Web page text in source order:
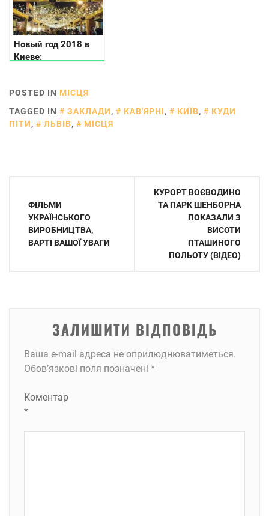
Новый год 2018 в
Киеве:
расписание
празднований и
фестивали в
POSTED IN МІСЦЯ
TAGGED IN
ЗАКЛАДИ, КАВ'ЯРНІ, КИЇВ,
КУДИ
ПІТИ, ЛЬВІВ, МІСЦЯ
записів
ФІЛЬМИ
УКРАЇНСЬКОГО
ВИРОБНИЦТВА,
ВАРТІ ВАШОЇ УВАГИ
КУРОРТ ВОЄВОДИНО
ТА ПАРК ШЕНБОРНА
ПОКАЗАЛИ З
ВИСОТИ
ПТАШИНОГО
ПОЛЬОТУ (ВІДЕО)
ЗАЛИШИТИ ВІДПОВІДЬ
Ваша e-mail адреса не оприлюднюватиметься.
Обов’язкові поля позначені *
Коментар
*